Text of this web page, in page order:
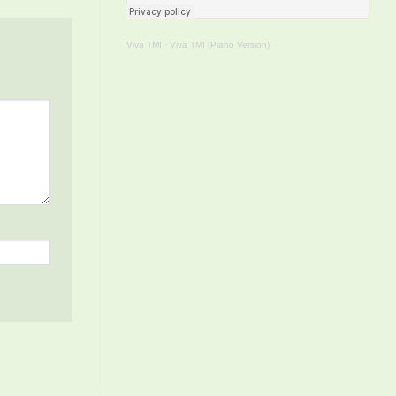
Viva TMI · Viva TMI (Piano Version)